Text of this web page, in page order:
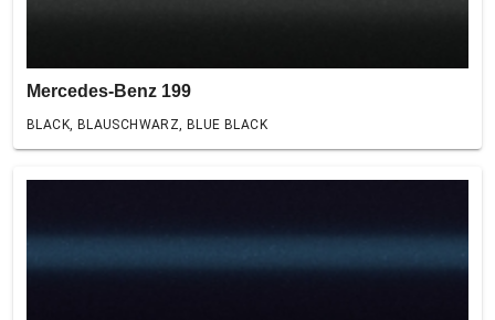
Mercedes-Benz 199
BLACK, BLAUSCHWARZ, BLUE BLACK